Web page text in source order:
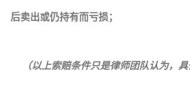
后卖出或仍持有而亏损；
（以上索赔条件只是律师团队认为，具